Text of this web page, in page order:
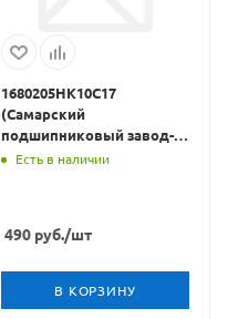
1680205HK10C17
(Самарский
подшипниковый завод-4)
подшипник
Есть в наличии
490руб./шт
В КОРЗИНУ